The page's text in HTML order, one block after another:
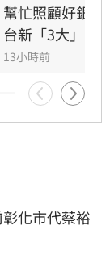
年，致力協
中上銀、強
踐經驗。
不僅連續三
1%，更獲
產業接軌
幫忙照顧好銀
台新「3大」防
13小時前
化市代蔡裕